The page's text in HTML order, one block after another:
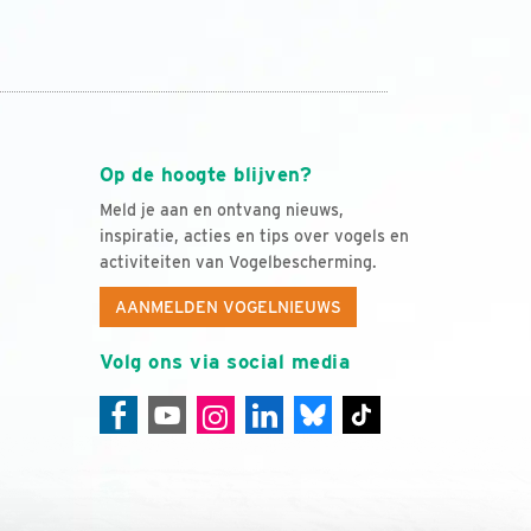
Op de hoogte blijven?
Meld je aan en ontvang nieuws,
inspiratie, acties en tips over vogels en
activiteiten van Vogelbescherming.
AANMELDEN VOGELNIEUWS
Volg ons via social media